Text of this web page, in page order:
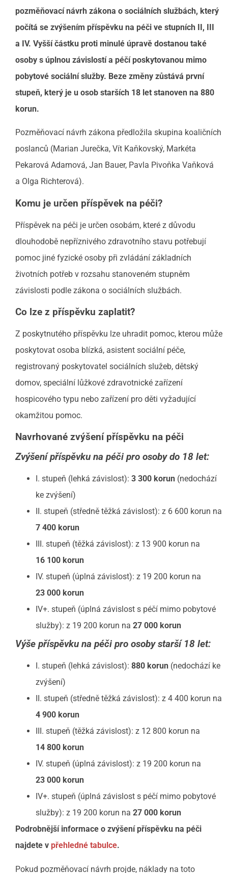
pozměňovací návrh zákona o sociálních službách, který
počítá se zvýšením příspěvku na péči ve stupních II, III
a IV. Vyšší částku proti minulé úpravě dostanou také
osoby s úplnou závislostí a péčí poskytovanou mimo
pobytové sociální služby. Beze změny zůstává první
stupeň, který je u osob starších 18 let stanoven na 880
korun.
Pozměňovací návrh zákona předložila skupina koaličních
poslanců (Marian Jurečka, Vít Kaňkovský, Markéta
Pekarová Adamová, Jan Bauer, Pavla Pivoňka Vaňková
a Olga Richterová).
Komu je určen příspěvek na péči?
Příspěvek na péči je určen osobám, které z důvodu
dlouhodobě nepříznivého zdravotního stavu potřebují
pomoc jiné fyzické osoby při zvládání základních
životních potřeb v rozsahu stanoveném stupněm
závislosti podle zákona o sociálních službách.
Co lze z příspěvku zaplatit?
Z poskytnutého příspěvku lze uhradit pomoc, kterou může
poskytovat osoba blízká, asistent sociální péče,
registrovaný poskytovatel sociálních služeb, dětský
domov, speciální lůžkové zdravotnické zařízení
hospicového typu nebo zařízení pro děti vyžadující
okamžitou pomoc.
Navrhované zvýšení příspěvku na péči
Zvýšení příspěvku na péči pro osoby do 18 let:
I. stupeň (lehká závislost): 3 300 korun (nedochází
ke zvýšení)
II. stupeň (středně těžká závislost): z 6 600 korun na
7 400 korun
III. stupeň (těžká závislost): z 13 900 korun na
16 100 korun
IV. stupeň (úplná závislost): z 19 200 korun na
23 000 korun
IV+. stupeň (úplná závislost s péčí mimo pobytové
služby): z 19 200 korun na 27 000 korun
Výše příspěvku na péči pro osoby starší 18 let:
I. stupeň (lehká závislost): 880 korun (nedochází ke
zvýšení)
II. stupeň (středně těžká závislost): z 4 400 korun na
4 900 korun
III. stupeň (těžká závislost): z 12 800 korun na
14 800 korun
IV. stupeň (úplná závislost): z 19 200 korun na
23 000 korun
IV+. stupeň (úplná závislost s péčí mimo pobytové
služby): z 19 200 korun na 27 000 korun
Podrobnější informace o zvýšení příspěvku na péči
najdete v přehledné tabulce.
Pokud pozměňovací návrh projde, náklady na toto